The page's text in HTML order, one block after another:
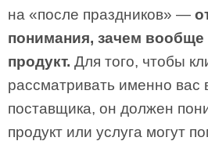
на «после праздников» —
понимания, зачем
продукт. Для того, чтобы
рассматривать именно вас
поставщика, он должен
продукт или услуга могут